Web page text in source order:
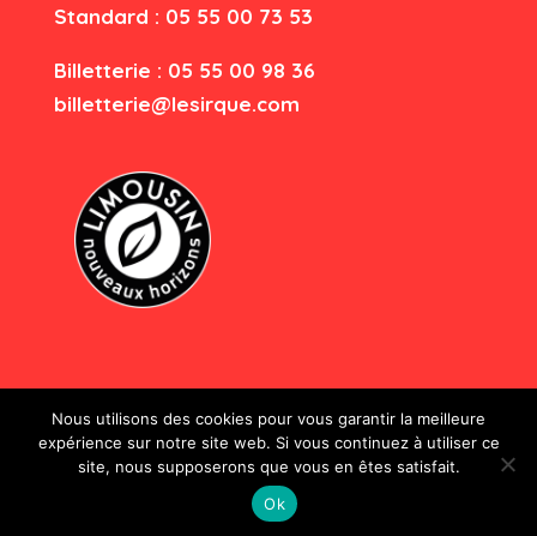
Standard : 05 55 00 73 53
Billetterie : 05 55 00 98 36
billetterie@lesirque.com
Le Sirque - Tous droits réservés
Nous utilisons des cookies pour vous garantir la meilleure
expérience sur notre site web. Si vous continuez à utiliser ce
site, nous supposerons que vous en êtes satisfait.
Ok